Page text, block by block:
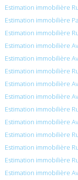
Estimation immobilière
Estimation immobilière
Estimation immobilière
Estimation immobilière
Estimation immobilière
Estimation immobilière
Estimation immobilière
Estimation immobilière
Estimation immobilière
Estimation immobilière
Estimation immobilière
Estimation immobilière
Estimation immobilière
Estimation immobilière